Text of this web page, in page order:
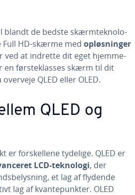
blandt de bedste skærm­tek­no­lo­
Full HD-skærme med op­løs­nin­ger
ved at indrette dit eget hjem­me­
en første­klas­ses skærm til dit
QLED eller OLED.
QLED og
er for­skel­le­ne tydelige. QLED er
LCD-teknologi, der
et lag af flydende
lag af kvan­te­punk­ter. OLED